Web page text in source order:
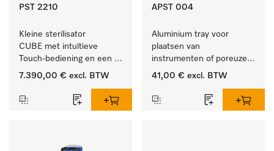
PST 2210
Kleine sterilisator
CUBE met intuïtieve
Touch-bediening en een
instrumentcapaciteit van
7.390,00 € excl. BTW
APST 004
Aluminium tray voor
plaatsen van
instrumenten of poreuze
goederen, groot.
41,00 € excl. BTW